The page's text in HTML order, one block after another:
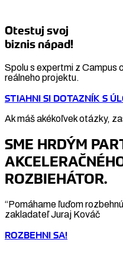
Otestuj svoj
biznis nápad!
Spolu s expertmi z Campus
reálneho projektu.
STIAHNI SI DOTAZNÍK S
Ak máš akékoľvek otázky,
SME HRDÝM
ROZBIEHÁTOR.
“Pomáhame ľuďom
zakladateľ Juraj Kováč
ROZBEHNI SA!